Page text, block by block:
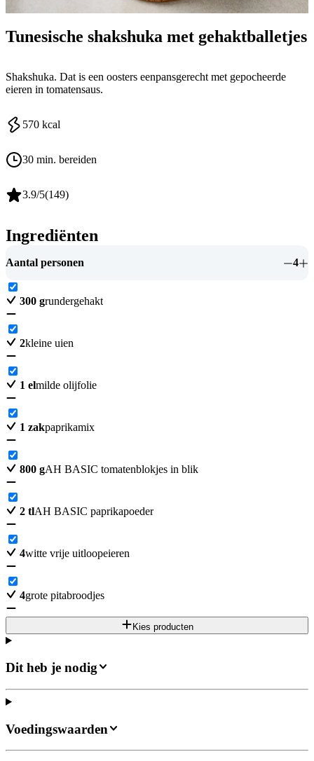
Tunesische shakshuka met gehaktballetjes
Shakshuka. Dat is een oosters eenpansgerecht met gepocheerde
eieren in tomatensaus.
570 kcal
30 min. bereiden
3.9/5(149)
Ingrediënten
Aantal personen 4
300 grundergehakt
2kleine uien
1 elmilde olijfolie
1 zakpaprikamix
800 gAH BASIC tomatenblokjes in blik
2 tlAH BASIC paprikapoeder
4witte vrije uitloopeieren
4grote pitabroodjes
Kies producten
Dit heb je nodig
Voedingswaarden